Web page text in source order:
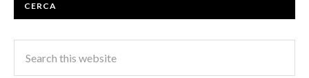
CERCA